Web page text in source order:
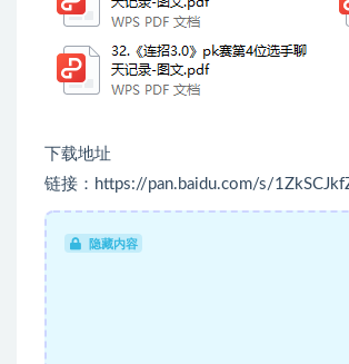
下载地址
链接：https://pan.baidu.com/s/
隐藏内容